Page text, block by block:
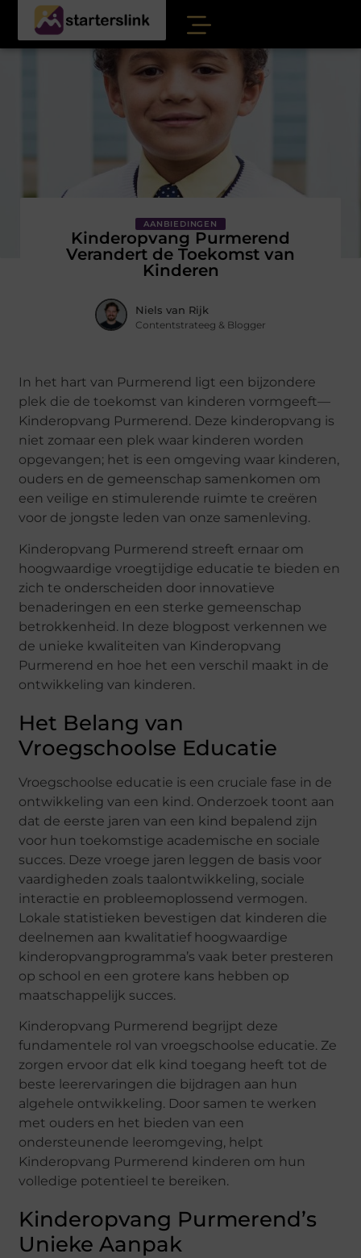
AANBIEDINGEN
Kinderopvang Purmerend
Verandert de Toekomst van
Kinderen
Niels van Rijk
Contentstrateeg & Blogger
In het hart van Purmerend ligt een bijzondere
plek die de toekomst van kinderen vormgeeft—
Kinderopvang Purmerend. Deze kinderopvang is
niet zomaar een plek waar kinderen worden
opgevangen; het is een omgeving waar kinderen,
ouders en de gemeenschap samenkomen om
een veilige en stimulerende ruimte te creëren
voor de jongste leden van onze samenleving.
Kinderopvang Purmerend streeft ernaar om
hoogwaardige vroegtijdige educatie te bieden en
zich te onderscheiden door innovatieve
benaderingen en een sterke gemeenschap
betrokkenheid. In deze blogpost verkennen we
de unieke kwaliteiten van Kinderopvang
Purmerend en hoe het een verschil maakt in de
ontwikkeling van kinderen.
Het Belang van
Vroegschoolse Educatie
Vroegschoolse educatie is een cruciale fase in de
ontwikkeling van een kind. Onderzoek toont aan
dat de eerste jaren van een kind bepalend zijn
voor hun toekomstige academische en sociale
succes. Deze vroege jaren leggen de basis voor
vaardigheden zoals taalontwikkeling, sociale
interactie en probleemoplossend vermogen.
Lokale statistieken bevestigen dat kinderen die
deelnemen aan kwalitatief hoogwaardige
kinderopvangprogramma’s vaak beter presteren
op school en een grotere kans hebben op
maatschappelijk succes.
Kinderopvang Purmerend begrijpt deze
fundamentele rol van vroegschoolse educatie. Ze
zorgen ervoor dat elk kind toegang heeft tot de
beste leerervaringen die bijdragen aan hun
algehele ontwikkeling. Door samen te werken
met ouders en het bieden van een
ondersteunende leeromgeving, helpt
Kinderopvang Purmerend kinderen om hun
volledige potentieel te bereiken.
Kinderopvang Purmerend’s
Unieke Aanpak